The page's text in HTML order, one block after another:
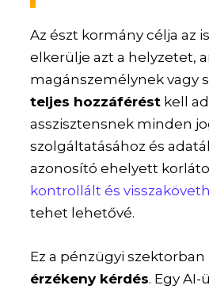
Az észt kormány célja az
elkerülje azt a helyzetet,
magánszemélynek vagy
teljes hozzáférést kell
asszisztensnek minden
szolgáltatásához és
azonosító ehelyett
kontrollált és
tehet lehetővé.
Ez a pénzügyi
érzékeny kérdés. Egy AI-